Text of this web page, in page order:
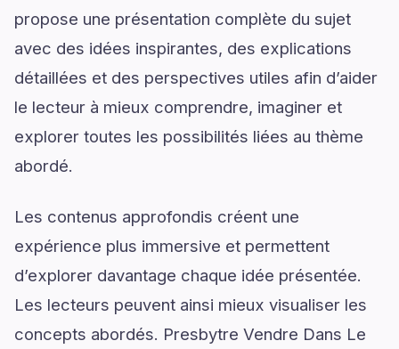
propose une présentation complète du sujet
avec des idées inspirantes, des explications
détaillées et des perspectives utiles afin d’aider
le lecteur à mieux comprendre, imaginer et
explorer toutes les possibilités liées au thème
abordé.
Les contenus approfondis créent une
expérience plus immersive et permettent
d’explorer davantage chaque idée présentée.
Les lecteurs peuvent ainsi mieux visualiser les
concepts abordés. Presbytre Vendre Dans Le